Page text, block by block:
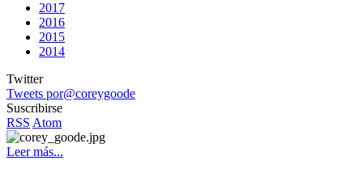
2017
2016
2015
2014
Twitter
Tweets por@coreygoode
Suscribirse
RSS Atom
Leer más...